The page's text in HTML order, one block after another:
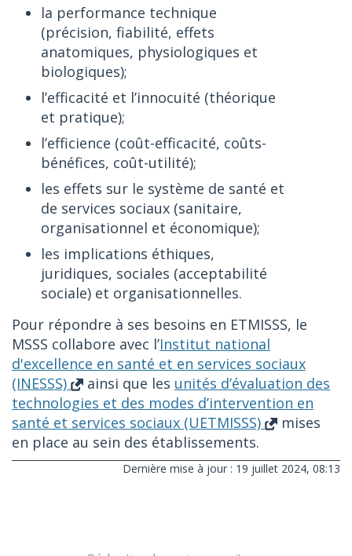
la performance technique
(précision, fiabilité, effets
anatomiques, physiologiques et
biologiques);
l’efficacité et l’innocuité (théorique
et pratique);
l’efficience (coût-efficacité, coûts-
bénéfices, coût-utilité);
les effets sur le système de santé et
de services sociaux (sanitaire,
organisationnel et économique);
les implications éthiques,
juridiques, sociales (acceptabilité
sociale) et organisationnelles.
Pour répondre à ses besoins en ETMISSS, le
MSSS collabore avec l’Institut national
d'excellence en santé et en services sociaux
(INESSS)
ainsi que les unités d’évaluation des
technologies et des modes d’intervention en
santé et services sociaux (UETMISSS)
mises
en place au sein des établissements.
Dernière mise à jour : 19 juillet 2024, 08:13